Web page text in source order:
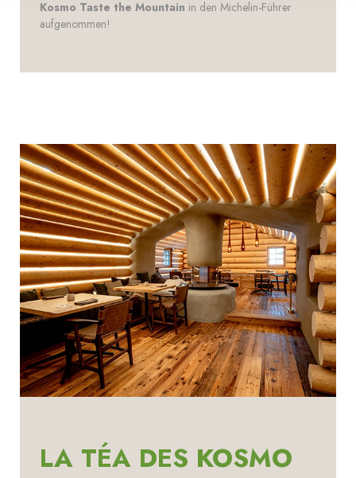
Kosmo Taste the Mountain in den Michelin-Führer
aufgenommen!
LA TÉA DES KOSMO